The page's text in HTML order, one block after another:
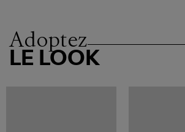
Adoptez
LE LOOK